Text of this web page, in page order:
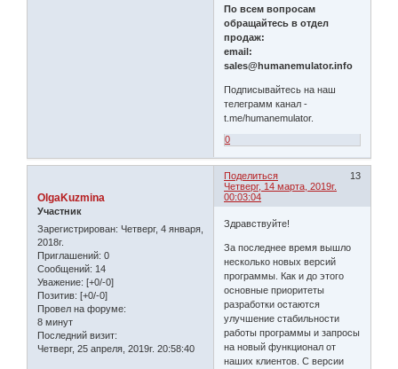
По всем вопросам
обращайтесь в отдел
продаж:
email:
sales@humanemulator.info
Подписывайтесь на наш
телеграмм канал -
t.me/humanemulator.
0
Поделиться
13
Четверг, 14 марта, 2019г.
00:03:04
OlgaKuzmina
Участник
Зарегистрирован: Четверг, 4 января,
2018г.
Приглашений: 0
Сообщений: 14
Уважение: [+0/-0]
Позитив: [+0/-0]
Провел на форуме:
8 минут
Последний визит:
Четверг, 25 апреля, 2019г. 20:58:40
Здравствуйте!
За последнее время вышло
несколько новых версий
программы. Как и до этого
основные приоритеты
разработки остаются
улучшение стабильности
работы программы и запросы
на новый функционал от
наших клиентов. С версии